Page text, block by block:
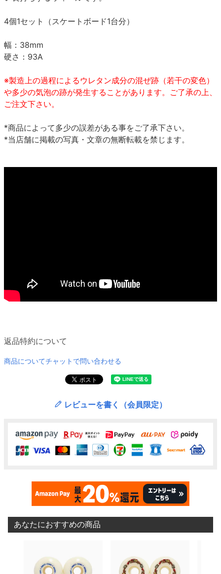
4個1セット（スケートボード1台分）
幅：38mm
硬さ：93A
※製造上の過程によるウレタン成分の混ぜ跡（若干の変色）
や多少の気泡の跡が発生することがあります。ご了承の上、
ご注文下さい。
*商品によって多少の誤差がある事をご了承下さい。
*当店舗に掲載の写真・文章の無断転載を禁じます。
返品特約について
商品についてチャットで問い合わせる
レビューを書く（会員限定）
あなたにおすすめの商品